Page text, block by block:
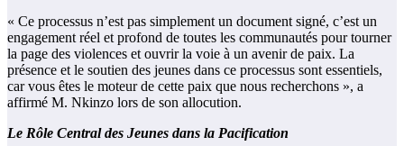
« Ce processus n’est pas simplement un document signé, c’est un
engagement réel et profond de toutes les communautés pour tourner
la page des violences et ouvrir la voie à un avenir de paix. La
présence et le soutien des jeunes dans ce processus sont essentiels,
car vous êtes le moteur de cette paix que nous recherchons », a
affirmé M. Nkinzo lors de son allocution.
Le Rôle Central des Jeunes dans la Pacification